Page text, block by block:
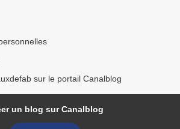
sur le portail Canalblog
un blog sur Canalblog